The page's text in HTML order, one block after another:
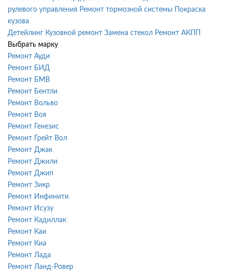
рулевого управления Ремонт тормозной системы
Покраска
кузова
Детейлинг Кузовной ремонт Замена стекол Ремонт АКПП
Выбрать марку
Ремонт Ауди
Ремонт БИД
Ремонт БМВ
Ремонт Бентли
Ремонт Вольво
Ремонт Воя
Ремонт Генезис
Ремонт Грейт Вол
Ремонт Джак
Ремонт Джили
Ремонт Джип
Ремонт Зикр
Ремонт Инфинити
Ремонт Исузу
Ремонт Кадиллак
Ремонт Каи
Ремонт Киа
Ремонт Лада
Ремонт Ланд-Ровер